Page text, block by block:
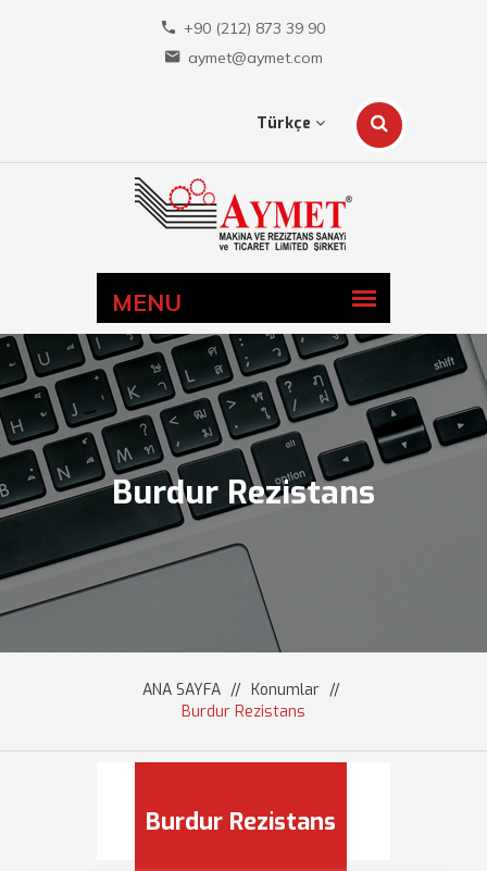
+90 (212) 873 39 90
aymet@aymet.com
Türkçe
Burdur Rezistans
ANA SAYFA // Konumlar //
Burdur Rezistans
Burdur Rezistans